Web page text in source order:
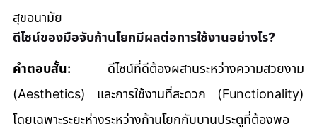
สุขอนามัย
ดีไซน์ของมือจับก้านโยกมีผลต่อการใช้งานอย่างไร?
คำตอบสั้น: ดีไซน์ที่ดีต้องผสานระหว่างความสวยงาม
(Aesthetics) และการใช้งานที่สะดวก (Functionality)
โดยเฉพาะระยะห่างระหว่างก้านโยกกับบานประตูที่ต้องพอ